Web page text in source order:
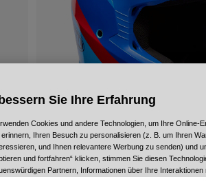
Sie Ihre Erfahrung
Cookies und andere Technologien, um Ihre Online-
erinnern, Ihren Besuch zu personalisieren (z. B. um Ihren
und Ihnen relevantere Werbung zu senden) und
und fortfahren“ klicken, stimmen Sie diesen
Partnern, Informationen über Ihre